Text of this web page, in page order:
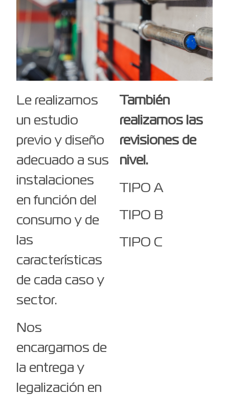
Le realizamos
un estudio
previo y diseño
adecuado a sus
instalaciones
en función del
consumo y de
las
características
de cada caso y
sector.
Nos
encargamos de
la entrega y
legalización en
También
realizamos las
revisiones de
nivel.
TIPO A
TIPO B
TIPO C